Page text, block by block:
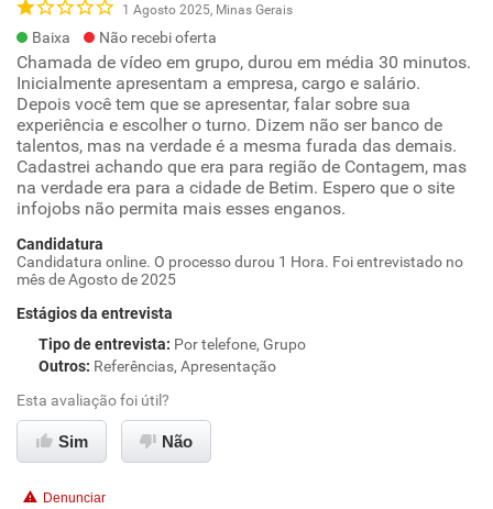
1 Agosto 2025, Minas Gerais
Baixa Não recebi oferta
Chamada de vídeo em grupo, durou em média 30 minutos.
Inicialmente apresentam a empresa, cargo e salário.
Depois você tem que se apresentar, falar sobre sua
experiência e escolher o turno. Dizem não ser banco de
talentos, mas na verdade é a mesma furada das demais.
Cadastrei achando que era para região de Contagem, mas
na verdade era para a cidade de Betim. Espero que o site
infojobs não permita mais esses enganos.
Candidatura
Candidatura online. O processo durou 1 Hora. Foi entrevistado no
mês de Agosto de 2025
Estágios da entrevista
Tipo de entrevista: Por telefone, Grupo
Outros: Referências, Apresentação
Esta avaliação foi útil?
Sim Não
Denunciar